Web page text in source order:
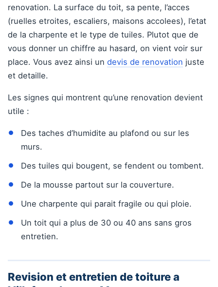
renovation. La surface du toit, sa pente, l’acces
(ruelles etroites, escaliers, maisons accolees), l’etat
de la charpente et le type de tuiles. Plutot que de
vous donner un chiffre au hasard, on vient voir sur
place. Vous avez ainsi un devis de renovation juste
et detaille.
Les signes qui montrent qu’une renovation devient
utile :
Des taches d’humidite au plafond ou sur les
murs.
Des tuiles qui bougent, se fendent ou tombent.
De la mousse partout sur la couverture.
Une charpente qui parait fragile ou qui ploie.
Un toit qui a plus de 30 ou 40 ans sans gros
entretien.
Revision et entretien de toiture a